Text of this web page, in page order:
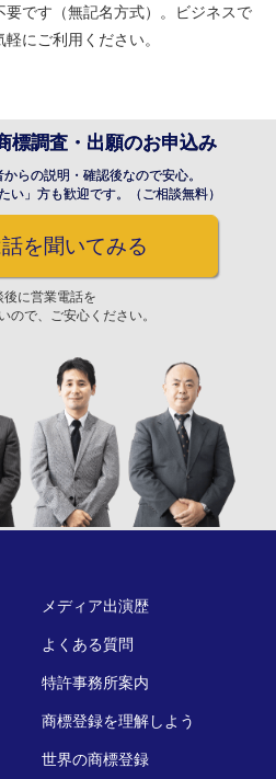
です（無記名方式）。ビジネスで
にご利用ください。
標調査・出願のお申込み
らの説明・確認後なので安心。
い」方も歓迎です。（ご相談無料）
を聞いてみる
後に営業電話を
ので、ご安心ください。
メディア出演歴
よくある質問
特許事務所案内
商標登録を理解しよう
世界の商標登録